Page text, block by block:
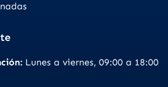
Lunes a viernes 09:00 a 18:00